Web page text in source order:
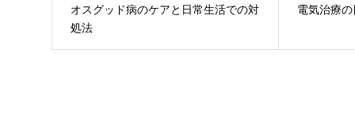
オスグッド病のケアと日常生活での対
処法
電気治療